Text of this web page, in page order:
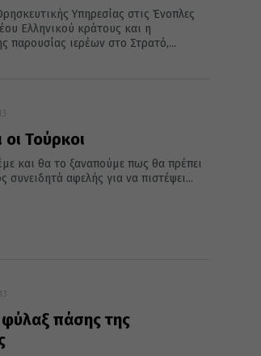
Υπηρεσίας στις Ένοπλες
Ελληνικού κράτους και η
παρουσίας ιερέων στο Στρατό,...
οι Τούρκοι
και θα το ξαναπούμε πως θα πρέπει
συνειδητά αφελής για να πιστέψει...
πάσης της